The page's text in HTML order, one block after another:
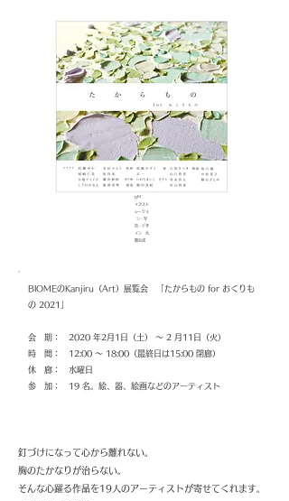
DM：
イラスト
レーショ
ン・写
真・デザ
イン 大
畑公成
BIOMEのKanjiru（Art）展覧会 「たからもの for おくりも
の 2021」
会 期： 2020 年2月1日（土） ～ 2 月11日（火）
時 間： 12:00 ～ 18:00（最終日は15:00 閉廊）
休 廊： 水曜日
参 加： 19 名。絵、器、絵画などのアーティスト
釘づけになって心から離れない。
胸のたかなりが治らない。
そんな心躍る作品を19人のアーティストが寄せてくれます。